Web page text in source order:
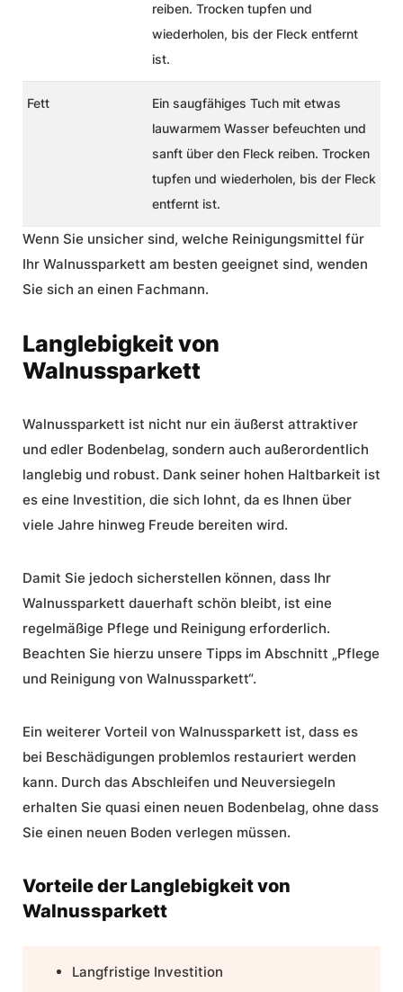
reiben. Trocken tupfen und
wiederholen, bis der Fleck entfernt
ist.
Fett
Ein saugfähiges Tuch mit etwas
lauwarmem Wasser befeuchten und
sanft über den Fleck reiben. Trocken
tupfen und wiederholen, bis der Fleck
entfernt ist.
Wenn Sie unsicher sind, welche Reinigungsmittel für
Ihr Walnussparkett am besten geeignet sind, wenden
Sie sich an einen Fachmann.
Langlebigkeit von
Walnussparkett
Walnussparkett ist nicht nur ein äußerst attraktiver
und edler Bodenbelag, sondern auch außerordentlich
langlebig und robust. Dank seiner hohen Haltbarkeit ist
es eine Investition, die sich lohnt, da es Ihnen über
viele Jahre hinweg Freude bereiten wird.
Damit Sie jedoch sicherstellen können, dass Ihr
Walnussparkett dauerhaft schön bleibt, ist eine
regelmäßige Pflege und Reinigung erforderlich.
Beachten Sie hierzu unsere Tipps im Abschnitt „Pflege
und Reinigung von Walnussparkett“.
Ein weiterer Vorteil von Walnussparkett ist, dass es
bei Beschädigungen problemlos restauriert werden
kann. Durch das Abschleifen und Neuversiegeln
erhalten Sie quasi einen neuen Bodenbelag, ohne dass
Sie einen neuen Boden verlegen müssen.
Vorteile der Langlebigkeit von
Walnussparkett
Langfristige Investition